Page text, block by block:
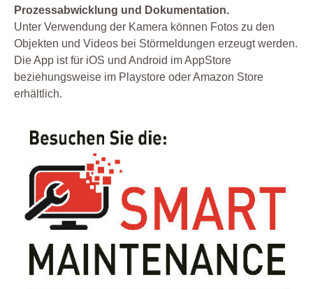
Prozessabwicklung und Dokumentation.
Unter Verwendung der Kamera können Fotos zu den
Objekten und Videos bei Störmeldungen erzeugt werden.
Die App ist für iOS und Android im AppStore
beziehungsweise im Playstore oder Amazon Store
erhältlich.